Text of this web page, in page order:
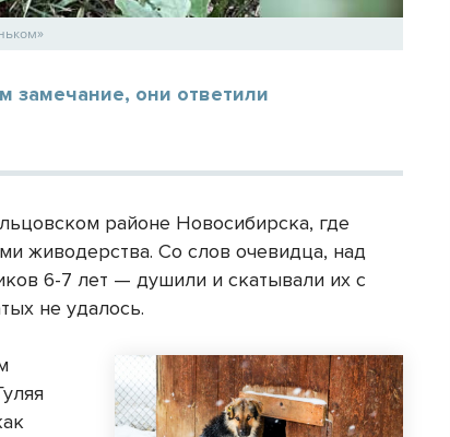
замечание, они ответили
районе Новосибирска, где
живодерства. Со слов очевидца, над
6-7 лет — душили и скатывали их с
не удалось.